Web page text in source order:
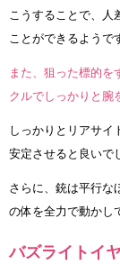
こうすることで、人
ことができるようで
また、狙った標的を
クルでしっかりと腕
しっかりとリアサイ
安定させると良いで
さらに、銃は平行な
の体を全力で動かし
バズライトイ